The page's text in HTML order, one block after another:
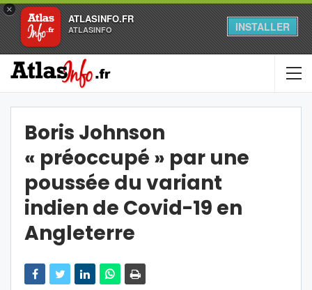
×
ATLASINFO.FR
ATLASINFO INSTALLER
Boris Johnson
« préoccupé » par une
poussée du variant
indien de Covid-19 en
Angleterre